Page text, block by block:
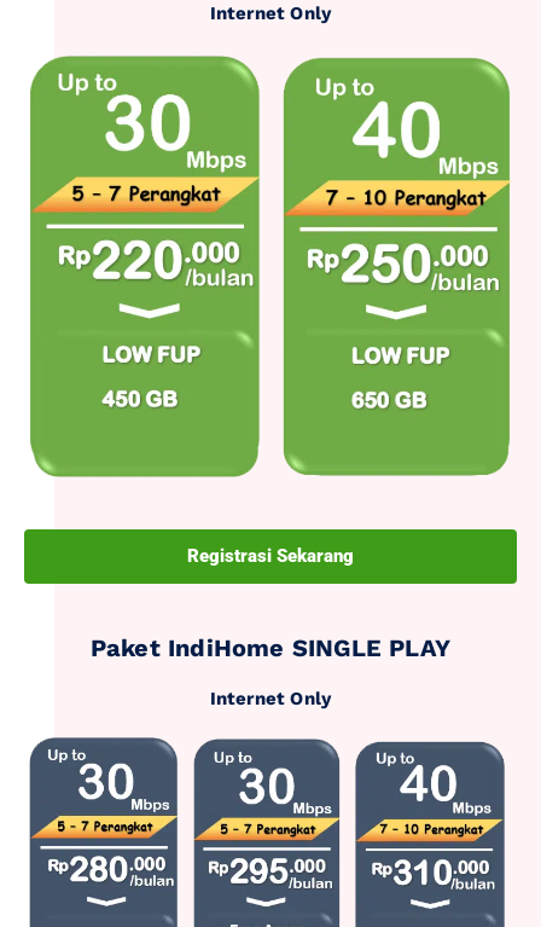
Internet Only
Registrasi Sekarang
Paket IndiHome SINGLE PLAY
Internet Only